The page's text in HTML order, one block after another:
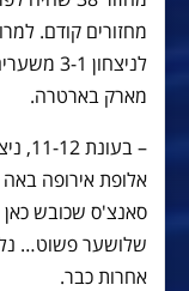
לניצחון
מארק בארטרה.
אלופת אירופה
סאנצ'ס שכובש כאן
שלושער פשוט…
אחרות כבר.